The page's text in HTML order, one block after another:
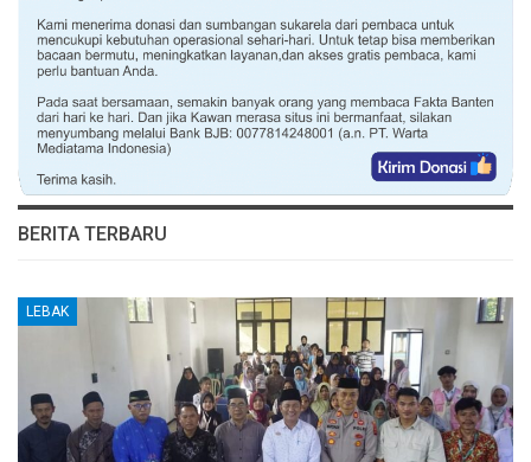
BERITA TERBARU
LEBAK